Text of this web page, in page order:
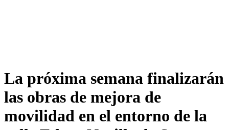
La próxima semana finalizarán
las obras de mejora de
movilidad en el entorno de la